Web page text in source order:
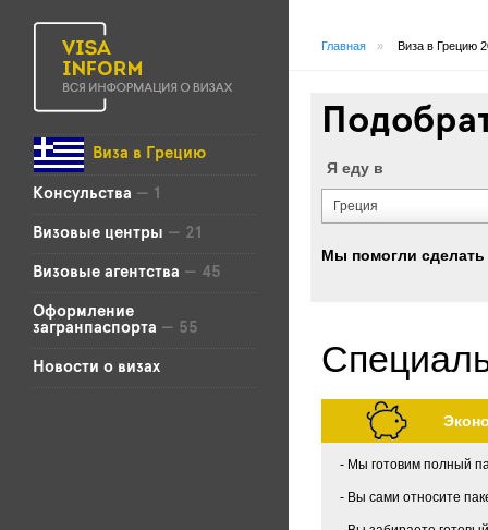
Виза в Грецию
Консульства — 1
Визовые центры — 21
Визовые агентства — 45
Оформление
загранпаспорта — 55
Новости о визах
Главная » Виза в Грецию
Я еду в
Греция
Мы помогли
Мы готовим полный
Вы сами относите